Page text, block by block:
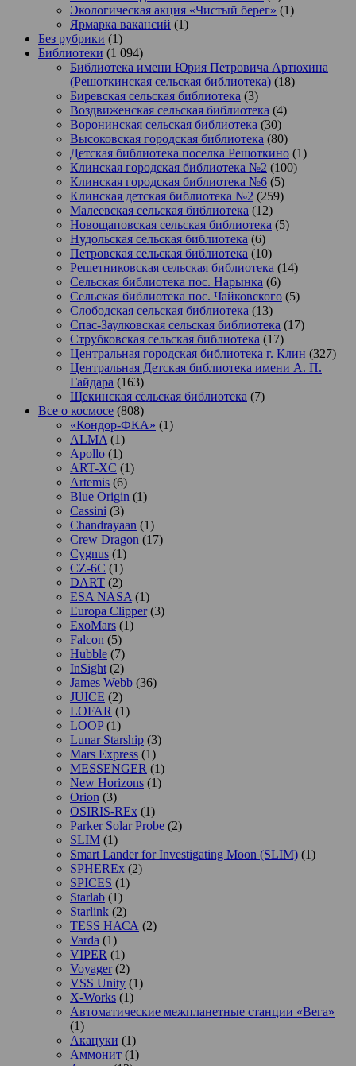
Экологическая акция «Чистый берег» (1)
Ярмарка вакансий (1)
Без рубрики (1)
Библиотеки (1 094)
Библиотека имени Юрия Петровича Артюхина
(Решоткинская сельская библиотека) (18)
Биревская сельская библиотека (3)
Воздвиженская сельская библиотека (4)
Воронинская сельская библиотека (30)
Высоковская городская библиотека (80)
Детская библиотека поселка Решоткино (1)
Клинская городская библиотека №2 (100)
Клинская городская библиотека №6 (5)
Клинская детская библиотека №2 (259)
Малеевская сельская библиотека (12)
Новощаповская сельская библиотека (5)
Нудольская сельская библиотека (6)
Петровская сельская библиотека (10)
Решетниковская сельская библиотека (14)
Сельская библиотека пос. Нарынка (6)
Сельская библиотека пос. Чайковского (5)
Слободская сельская библиотека (13)
Спас-Заулковская сельская библиотека (17)
Струбковская сельская библиотека (17)
Центральная городская библиотека г. Клин (327)
Центральная Детская библиотека имени А. П.
Гайдара (163)
Щекинская сельская библиотека (7)
Все о космосе (808)
«Кондор-ФКА» (1)
ALMA (1)
Apollo (1)
ART-XC (1)
Artemis (6)
Blue Origin (1)
Cassini (3)
Chandrayaan (1)
Crew Dragon (17)
Cygnus (1)
CZ-6C (1)
DART (2)
ESA NASA (1)
Europa Clipper(3)
ExoMars (1)
Falcon (5)
Hubble (7)
InSight (2)
James Webb (36)
JUICE (2)
LOFAR (1)
LOOP(1)
Lunar Starship (3)
Mars Express (1)
MESSENGER (1)
New Horizons (1)
Orion (3)
OSIRIS-REx (1)
Parker Solar Probe (2)
SLIM (1)
Smart Lander for Investigating Moon (SLIM) (1)
SPHEREx (2)
SPICES (1)
Starlab (1)
Starlink (2)
TESS НАСА (2)
Varda (1)
VIPER (1)
Voyager(2)
VSS Unity (1)
X-Works (1)
Автоматические межпланетные станции «Вега»
(1)
Акацуки (1)
Аммонит (1)